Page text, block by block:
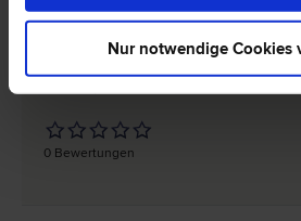
Nur notwendige Cookies
Notar Dr. Ludwig Kirner
3130 Herzogenburg
0 Bewertungen